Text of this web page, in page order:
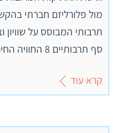
סף תרבותיים 8 החוויה החינוכית בבתי ספר בישראל 9 […]
קרא עוד